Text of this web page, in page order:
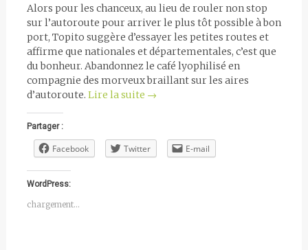
Alors pour les chanceux, au lieu de rouler non stop
sur l’autoroute pour arriver le plus tôt possible à bon
port, Topito suggère d’essayer les petites routes et
affirme que nationales et départementales, c’est que
du bonheur. Abandonnez le café lyophilisé en
compagnie des morveux braillant sur les aires
d’autoroute. Lire la suite →
Partager :
Facebook Twitter E-mail
WordPress:
chargement…